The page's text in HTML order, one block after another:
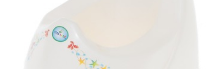
Hranilice, flašice i cucle
Monitori, Ogradice i tricikli
Posteljine, vrećice i baldahini